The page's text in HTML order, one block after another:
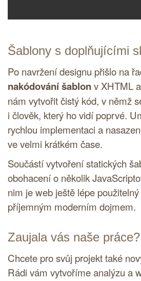
Šablony s doplňujícími
Po navržení designu přišlo na
nakódování šablonvXHTMLa
nám vytvořit čistý kód, v němž
i člověk, který ho vidí poprvé.
rychlou implementaci a
ve velmi krátkém čase.
Součástí vytvoření statických
obohacení o několik
nim je web ještě lépe
příjemným moderním dojmem.
Zaujala vás naše práce?
Chcete pro svůj projekt také
Rádi vám vytvoříme analýzu a